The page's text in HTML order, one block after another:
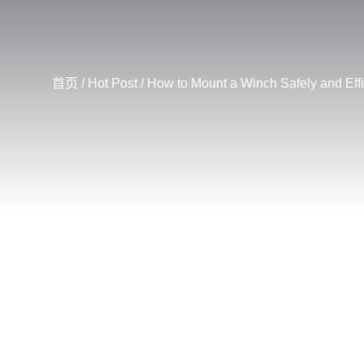
首页 / Hot Post / How to Mount a Winch Safely and